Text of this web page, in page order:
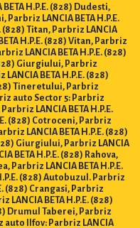
H.P.E. (828) Dudesti,
Parbriz LANCIA BETA H.P.E.
(828) Titan, Parbriz LANCIA
H.P.E. (828) Vitan, Parbriz
LANCIA BETA H.P.E. (828)
Giurgiului, Parbriz
BETA H.P.E. (828)
Tineretului, Parbriz
auto Sector 5: Parbriz
LANCIA BETA H.P.E.
(828) Cotroceni, Parbriz
LANCIA BETA H.P.E. (828)
Giurgiului, Parbriz LANCIA
BETA H.P.E. (828) Rahova,
Parbriz LANCIA BETA H.P.E.
(828) Autobuzul. Parbriz
(828) Crangasi, Parbriz
LANCIA BETA H.P.E. (828)
Drumul Taberei, Parbriz
auto Ilfov: Parbriz LANCIA